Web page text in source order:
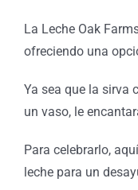
La Leche Oak
ofreciendo una
Ya sea que la sirva
un vaso, le
Para celebrarlo,
leche para un